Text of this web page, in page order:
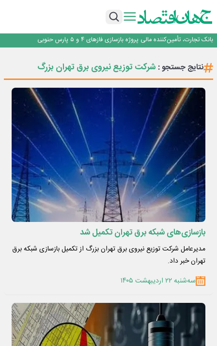
برگزاری آیین نکوداشت فعالان مواکب مرز شلمچه توسط شهرداری منطقه یک
منطقه‌ای
بانک تجارت، تأمین‌کننده مالی پروژه بازسازی فازهای ۴ و ۵ پارس حنوبی
برنده این رقابت داستان‌نویسی، انسان نبود!
برگزاری آیین نکوداشت فعالان مواکب مرز شلمچه توسط شهرداری منطقه یک
منطقه‌ای
نتایج جستجو : شرکت توزیع نیروی برق تهران بزرگ
بازسازی‌های شبکه برق تهران تکمیل شد
مدیرعامل شرکت توزیع نیروی برق تهران بزرگ از تکمیل بازسازی شبکه برق
تهران خبر داد.
سه‌شنبه ۲۲ اردیبهشت ۱۴۰۵